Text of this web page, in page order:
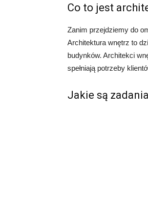
Co to jest
Zanim przejdziemy do
Architektura wnętrz to
budynków. Architekci
spełniają potrzeby
Jakie są